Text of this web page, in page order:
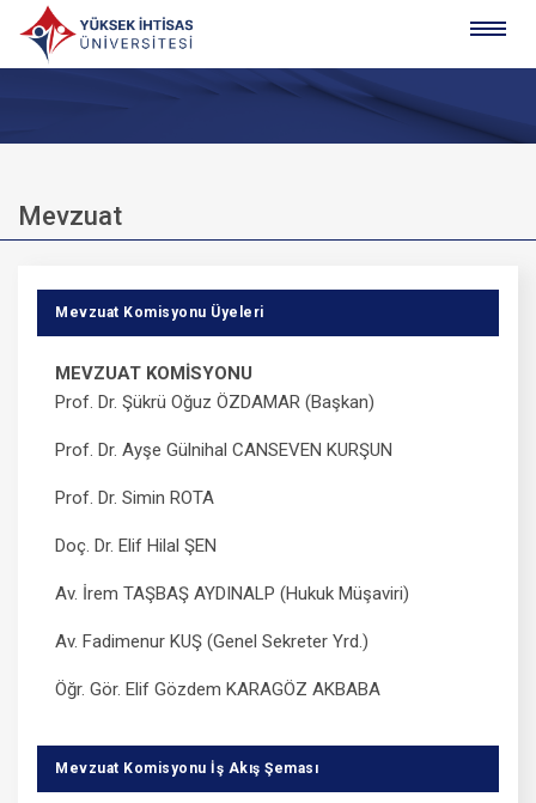
Mevzuat
Mevzuat Komisyonu Üyeleri
MEVZUAT KOMİSYONU
Prof. Dr. Şükrü Oğuz ÖZDAMAR (Başkan)
Prof. Dr. Ayşe Gülnihal CANSEVEN KURŞUN
Prof. Dr. Simin ROTA
Doç. Dr. Elif Hilal ŞEN
Av. İrem TAŞBAŞ AYDINALP (Hukuk Müşaviri)
Av. Fadimenur KUŞ (Genel Sekreter Yrd.)
Öğr. Gör. Elif Gözdem KARAGÖZ AKBABA
Mevzuat Komisyonu İş Akış Şeması